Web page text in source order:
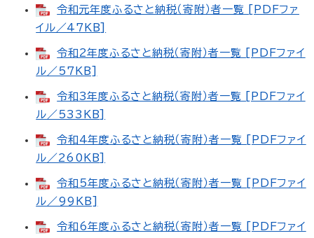
令和元年度ふるさと納税（寄附）者一覧 [PDFファ
イル／47KB]
令和2年度ふるさと納税（寄附）者一覧 [PDFファイ
ル／57KB]
令和3年度ふるさと納税（寄附）者一覧 [PDFファイ
ル／533KB]
令和4年度ふるさと納税（寄附）者一覧 [PDFファイ
ル／260KB]
令和5年度ふるさと納税（寄附）者一覧 [PDFファイ
ル／99KB]
令和6年度ふるさと納税（寄附）者一覧 [PDFファイ